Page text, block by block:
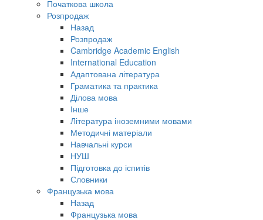
Початкова школа
Розпродаж
Назад
Розпродаж
Cambridge Academic English
International Education
Адаптована література
Граматика та практика
Ділова мова
Інше
Література іноземними мовами
Методичні матеріали
Навчальні курси
НУШ
Підготовка до іспитів
Словники
Французька мова
Назад
Французька мова